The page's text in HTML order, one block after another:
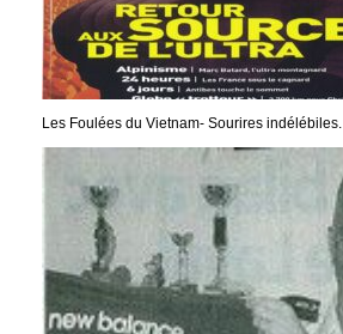
Les Foulées du Vietnam- Sourires indélébiles.